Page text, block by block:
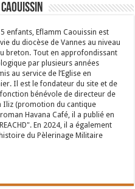
enfants, Eflamm Caouissin est
du diocèse de Vannes au niveau
breton. Tout en approfondissant
par plusieurs années
au service de l’Eglise en
Il est le fondateur du site et de
bénévole de directeur de
Iliz (promotion du cantique
Havana Café, il a publié en
En 2024, il a également
du Pèlerinage Militaire